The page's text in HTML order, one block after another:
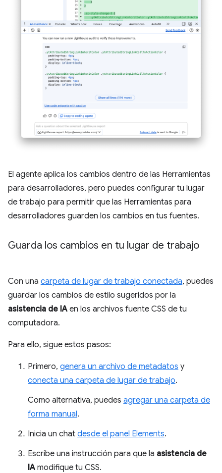
El agente aplica los cambios dentro de las Herramientas
para desarrolladores, pero puedes configurar tu lugar
de trabajo para permitir que las Herramientas para
desarrolladores guarden los cambios en tus fuentes.
Guarda los cambios en tu lugar de trabajo
Con una carpeta de lugar de trabajo conectada, puedes
guardar los cambios de estilo sugeridos por la
asistencia de IA en los archivos fuente CSS de tu
computadora.
Para ello, sigue estos pasos:
Primero, genera un archivo de metadatos y
conecta una carpeta de lugar de trabajo.
Como alternativa, puedes agregar una carpeta de
forma manual.
Inicia un chat desde el panel Elements.
Escribe una instrucción para que la asistencia de
IA modifique tu CSS.